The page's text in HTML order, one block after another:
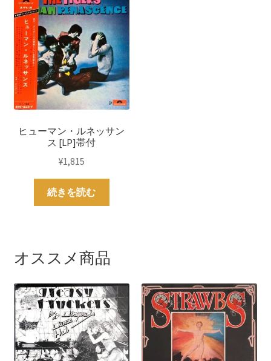
ヒューマン・ルネッサン
ス [LP]帯付
¥1,815
続きを読む
オススメ商品